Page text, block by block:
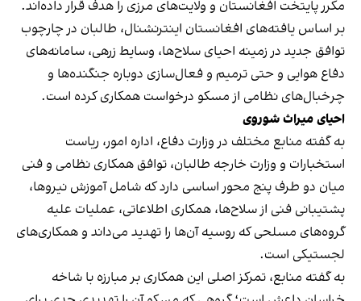
مکرر پایتخت افغانستان و ولایت‌های مرزی را هدف قرار داده‌اند.
بر اساس یافته‌های افغانستان اینترنشنال، طالبان در چارچوب
توافق جدید در زمینه احیای سلاح‌ها، وسایط زرهی، سامانه‌های
دفاع هوایی و حتی ترمیم و فعال‌سازی دوباره جنگنده‌ها و
چرخبال‌های نظامی از مسکو درخواست همکاری کرده است.
احیای میراث شوروی
به گفته منابع مختلف در وزارت دفاع، اداره امور، ریاست
استخبارات و وزارت خارجه طالبان، توافق همکاری نظامی و فنی
میان دو طرف پنج محور اساسی دارد که شامل آموزش نیروها،
پشتیبانی فنی از سلاح‌ها، همکاری اطلاعاتی، عملیات علیه
گروه‌های مسلحی که روسیه آن‌ها را تهدید می‌داند و همکاری‌های
لجستیکی است.
به گفته منابع، تمرکز اصلی این همکاری بر مبارزه با شاخه